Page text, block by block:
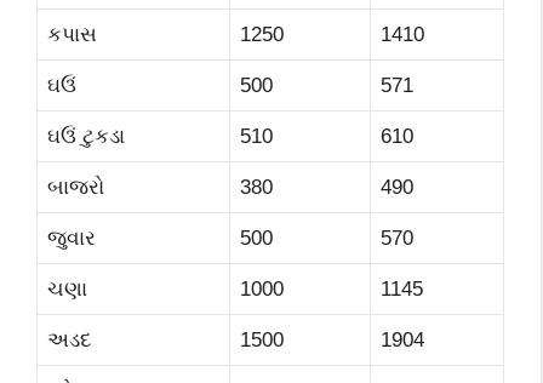
કપાસ 1250 1410
ઘઉં 500 571
ઘઉં ટુકડા 510 610
બાજરો 380 490
જુવાર 500 570
ચણા 1000 1145
અડદ 1500 1904